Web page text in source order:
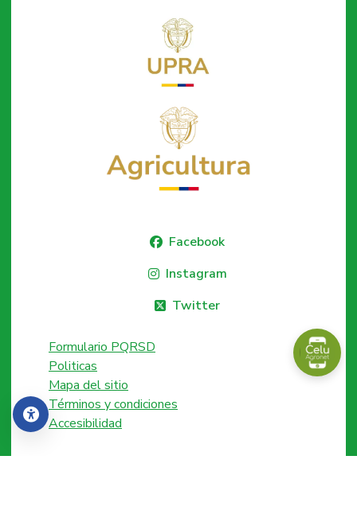
Accesibilidad
Facebook
Instagram
Twitter
Formulario PQRSD
Politicas
Mapa del sitio
Términos y condiciones
Accesibilidad